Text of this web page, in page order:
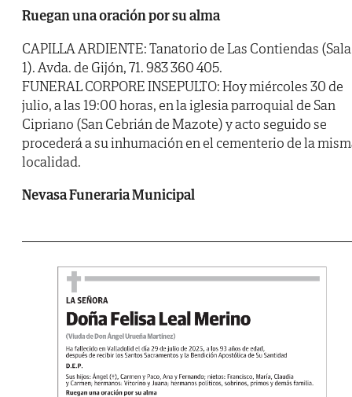
Ruegan una oración por su alma
CAPILLA ARDIENTE: Tanatorio de Las Contiendas (Sala
1). Avda. de Gijón, 71. 983 360 405.
FUNERAL CORPORE INSEPULTO: Hoy miércoles 30 de
julio, a las 19:00 horas, en la iglesia parroquial de San
Cipriano (San Cebrián de Mazote) y acto seguido se
procederá a su inhumación en el cementerio de la
localidad.
Nevasa Funeraria Municipal